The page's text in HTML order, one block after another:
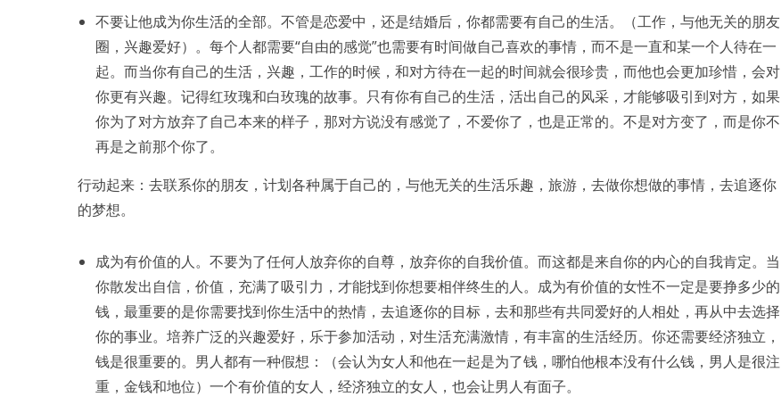
不要让他成为你生活的全部。不管是恋爱中，还是结婚后，你都需要有自己的生活。（工作，与他无关的朋友
圈，兴趣爱好）。每个人都需要“自由的感觉”也需要有时间做自己喜欢的事情，而不是一直和某一个人待在一
起。而当你有自己的生活，兴趣，工作的时候，和对方待在一起的时间就会很珍贵，而他也会更加珍惜，会对
你更有兴趣。记得红玫瑰和白玫瑰的故事。只有你有自己的生活，活出自己的风采，才能够吸引到对方，如果
你为了对方放弃了自己本来的样子，那对方说没有感觉了，不爱你了，也是正常的。不是对方变了，而是你不
再是之前那个你了。
行动起来：去联系你的朋友，计划各种属于自己的，与他无关的生活乐趣，旅游，去做你想做的事情，去追逐你
的梦想。
成为有价值的人。不要为了任何人放弃你的自尊，放弃你的自我价值。而这都是来自你的内心的自我肯定。当
你散发出自信，价值，充满了吸引力，才能找到你想要相伴终生的人。成为有价值的女性不一定是要挣多少的
钱，最重要的是你需要找到你生活中的热情，去追逐你的目标，去和那些有共同爱好的人相处，再从中去选择
你的事业。培养广泛的兴趣爱好，乐于参加活动，对生活充满激情，有丰富的生活经历。你还需要经济独立，
钱是很重要的。男人都有一种假想：（会认为女人和他在一起是为了钱，哪怕他根本没有什么钱，男人是很注
重，金钱和地位）一个有价值的女人，经济独立的女人，也会让男人有面子。